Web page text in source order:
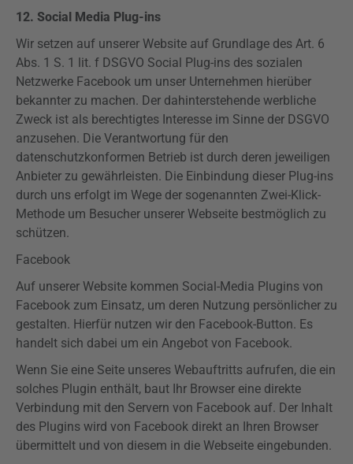
12. Social Media Plug-ins
Wir setzen auf unserer Website auf Grundlage des Art. 6
Abs. 1 S. 1 lit. f DSGVO Social Plug-ins des sozialen
Netzwerke Facebook um unser Unternehmen hierüber
bekannter zu machen. Der dahinterstehende werbliche
Zweck ist als berechtigtes Interesse im Sinne der DSGVO
anzusehen. Die Verantwortung für den
datenschutzkonformen Betrieb ist durch deren jeweiligen
Anbieter zu gewährleisten. Die Einbindung dieser Plug-ins
durch uns erfolgt im Wege der sogenannten Zwei-Klick-
Methode um Besucher unserer Webseite bestmöglich zu
schützen.
Facebook
Auf unserer Website kommen Social-Media Plugins von
Facebook zum Einsatz, um deren Nutzung persönlicher zu
gestalten. Hierfür nutzen wir den Facebook-Button. Es
handelt sich dabei um ein Angebot von Facebook.
Wenn Sie eine Seite unseres Webauftritts aufrufen, die ein
solches Plugin enthält, baut Ihr Browser eine direkte
Verbindung mit den Servern von Facebook auf. Der Inhalt
des Plugins wird von Facebook direkt an Ihren Browser
übermittelt und von diesem in die Webseite eingebunden.